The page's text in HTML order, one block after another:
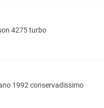
4275 turbo
1992 conservadissimo